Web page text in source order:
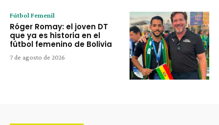
Fútbol Femenil
Róger Romay: el joven DT
que ya es historia en el
fútbol femenino de Bolivia
7 de agosto de 2026